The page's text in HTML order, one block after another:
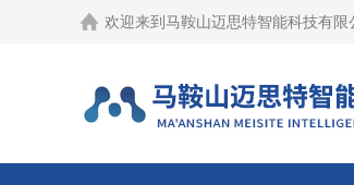
欢迎来到 马鞍山迈思特智能科技有限